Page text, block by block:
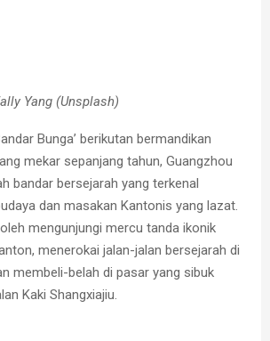
Yang (Unsplash)
Bunga’ berikutan bermandikan
mekar sepanjang tahun, Guangzhou
bandar bersejarah yang terkenal
dan masakan Kantonis yang lazat.
mengunjungi mercu tanda ikonik
menerokai jalan-jalan bersejarah di
membeli-belah di pasar yang sibuk
Kaki Shangxiajiu.